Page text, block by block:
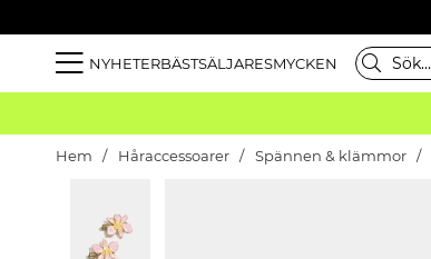
NYHETERBÄSTSÄLJARESMYCKEN
Hem Håraccessoarer Spännen & klämmor